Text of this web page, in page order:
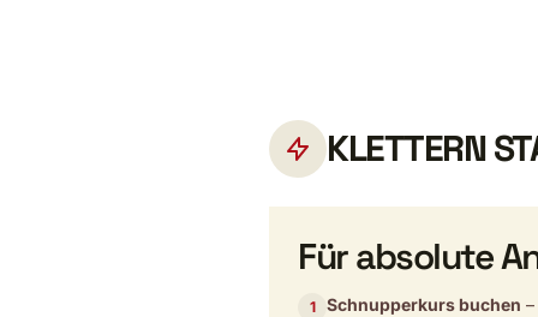
KLETTERN
Für absolute
1 Schnupperkurs buchen